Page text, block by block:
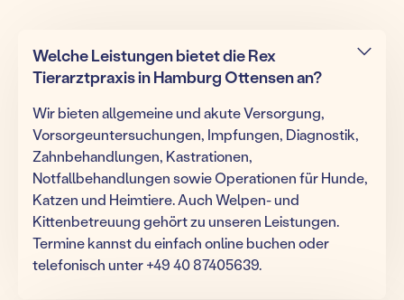
Welche Leistungen bietet die Rex
Tierarztpraxis in Hamburg Ottensen an?
Wir bieten allgemeine und akute Versorgung,
Vorsorgeuntersuchungen, Impfungen, Diagnostik,
Zahnbehandlungen, Kastrationen,
Notfallbehandlungen sowie Operationen für Hunde,
Katzen und Heimtiere. Auch Welpen- und
Kittenbetreuung gehört zu unseren Leistungen.
Termine kannst du einfach online buchen oder
telefonisch unter +49 40 87405639.